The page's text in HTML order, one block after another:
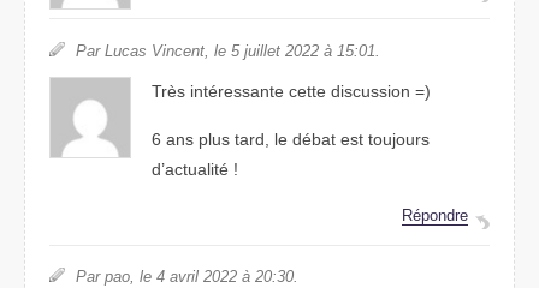
Par Lucas Vincent, le 5 juillet 2022 à 15:01.
Très intéressante cette discussion =)
6 ans plus tard, le débat est toujours
d’actualité !
Répondre
Par pao, le 4 avril 2022 à 20:30.